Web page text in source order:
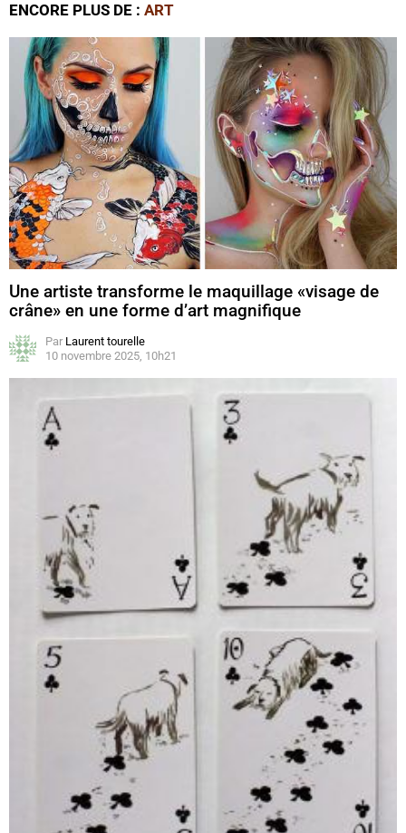
ENCORE PLUS DE : ART
Une artiste transforme le maquillage «visage de
crâne» en une forme d’art magnifique
Par Laurent tourelle
10 novembre 2025, 10h21